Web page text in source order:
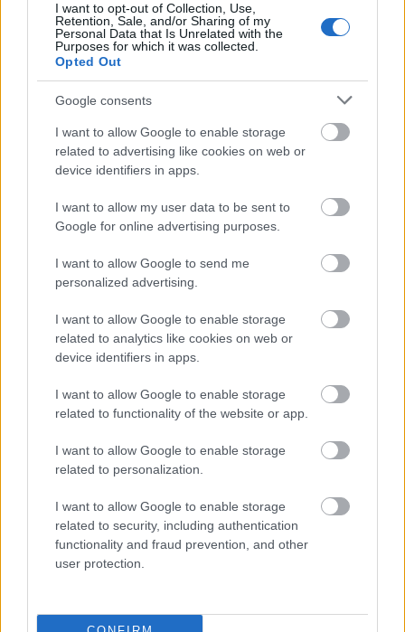
I want to opt-out of Collection, Use,
Retention, Sale, and/or Sharing of my
Personal Data that Is Unrelated with the
Purposes for which it was collected.
Opted Out
Google consents
I want to allow Google to enable storage
related to advertising like cookies on web or
device identifiers in apps.
I want to allow my user data to be sent to
Google for online advertising purposes.
I want to allow Google to send me
personalized advertising.
I want to allow Google to enable storage
related to analytics like cookies on web or
device identifiers in apps.
I want to allow Google to enable storage
related to functionality of the website or app.
I want to allow Google to enable storage
related to personalization.
I want to allow Google to enable storage
related to security, including authentication
functionality and fraud prevention, and other
user protection.
Szeged Felújítás Lavór
ELINDULT A NYÁRZÁRÓ FESZTIVÁL: SZIRMAI
MARCI ADTA ÁT AZ ELSŐ SZIN-KARSZALAGOT
BRASCH BENCE JÁTSSZA PORTHOST A SZEGEDI
SZABADTÉRI JÁTÉKOKON
ARÉNA-KÜLÖNKIADÁSOKKAL BÚCSÚZIK AZ